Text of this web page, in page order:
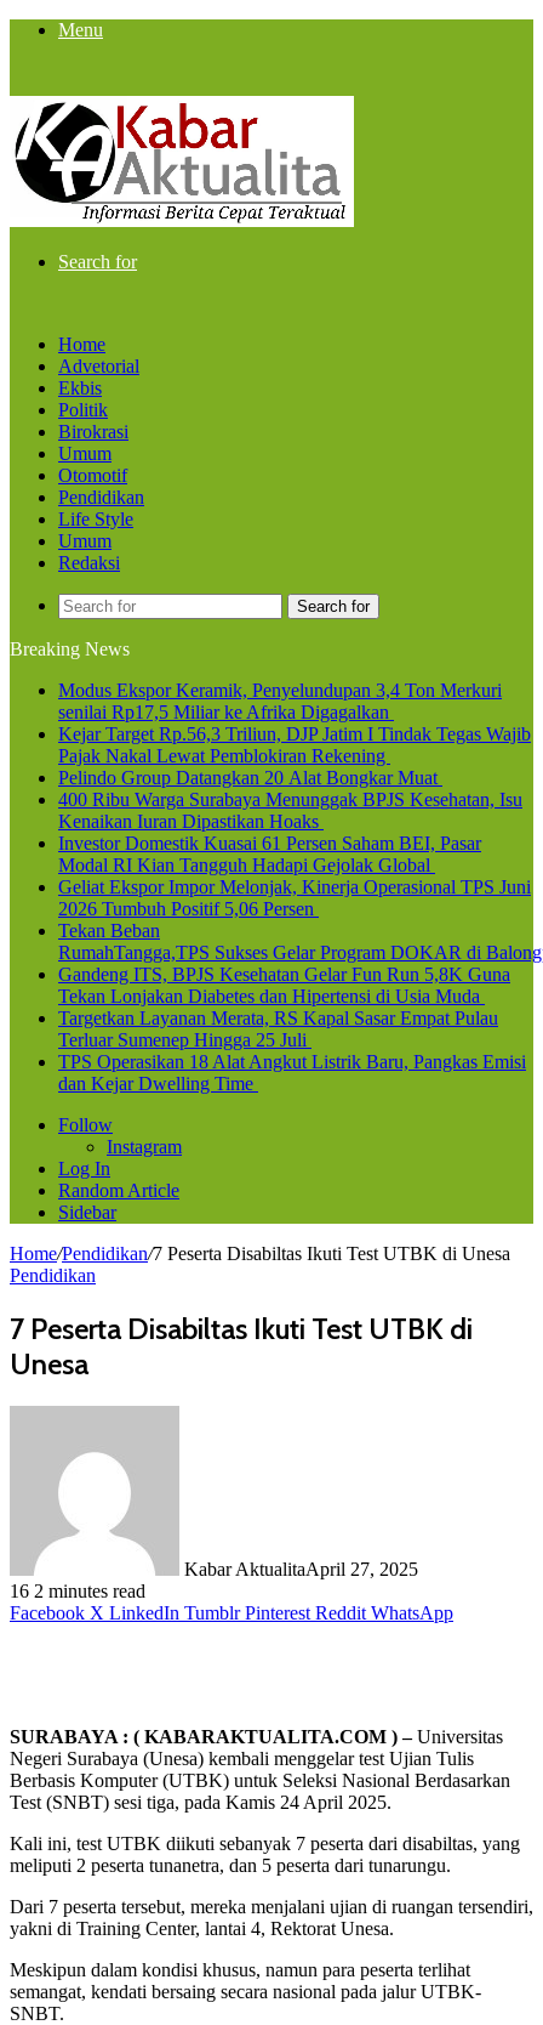
Menu
Search for
Home
Advetorial
Ekbis
Politik
Birokrasi
Umum
Otomotif
Pendidikan
Life Style
Umum
Redaksi
Search for
Breaking News
Modus Ekspor Keramik, Penyelundupan 3,4 Ton Merkuri
senilai Rp17,5 Miliar ke Afrika Digagalkan
Kejar Target Rp.56,3 Triliun, DJP Jatim I Tindak Tegas Wajib
Pajak Nakal Lewat Pemblokiran Rekening
Pelindo Group Datangkan 20 Alat Bongkar Muat
400 Ribu Warga Surabaya Menunggak BPJS Kesehatan, Isu
Kenaikan Iuran Dipastikan Hoaks
Investor Domestik Kuasai 61 Persen Saham BEI, Pasar
Modal RI Kian Tangguh Hadapi Gejolak Global
Geliat Ekspor Impor Melonjak, Kinerja Operasional TPS Juni
2026 Tumbuh Positif 5,06 Persen
Tekan Beban
RumahTangga,TPS Sukses Gelar Program DOKAR di
Gandeng ITS, BPJS Kesehatan Gelar Fun Run 5,8K Guna
Tekan Lonjakan Diabetes dan Hipertensi di Usia Muda
Targetkan Layanan Merata, RS Kapal Sasar Empat Pulau
Terluar Sumenep Hingga 25 Juli
TPS Operasikan 18 Alat Angkut Listrik Baru, Pangkas Emisi
dan Kejar Dwelling Time
Follow
Instagram
Log In
Random Article
Sidebar
Home/Pendidikan/7 Peserta Disabiltas Ikuti Test UTBK di Unesa
Pendidikan
7 Peserta Disabiltas Ikuti Test UTBK di
Unesa
Kabar AktualitaApril 27, 2025
16 2 minutes read
Facebook X LinkedIn Tumblr Pinterest Reddit WhatsApp
SURABAYA : ( KABARAKTUALITA.COM ) –Universitas
Negeri Surabaya (Unesa) kembali menggelar test Ujian Tulis
Berbasis Komputer (UTBK) untuk Seleksi Nasional Berdasarkan
Test (SNBT) sesi tiga, pada Kamis 24 April 2025.
Kali ini, test UTBK diikuti sebanyak 7 peserta dari disabiltas, yang
meliputi 2 peserta tunanetra, dan 5 peserta dari tunarungu.
Dari 7 peserta tersebut, mereka menjalani ujian di ruangan tersendiri,
yakni di Training Center, lantai 4, Rektorat Unesa.
Meskipun dalam kondisi khusus, namun para peserta terlihat
semangat, kendati bersaing secara nasional pada jalur UTBK-
SNBT.